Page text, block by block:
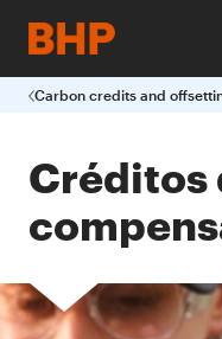
Carbon credits and
Créditos